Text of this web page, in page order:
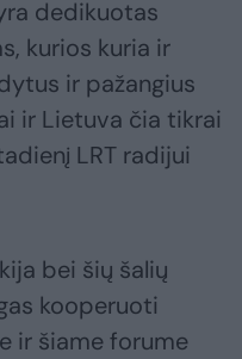
dedikuotas
kurios kuria ir
ir pažangius
ir Lietuva čia tikrai
LRT radijui
bei šių šalių
kooperuoti
ir šiame forume